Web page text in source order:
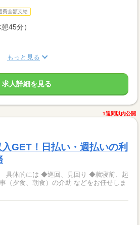
費全額支給
45分）
もっと見る
求人詳細を見る
1週間以内公開
GET！日払い・週払いの利
具体的には ◆巡回、見回り ◆就寝前、起
（夕食、朝食）の介助 などをお任せしま